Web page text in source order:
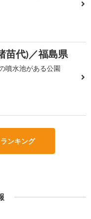
苗代)／福島県
噴水池がある公園
ンキング